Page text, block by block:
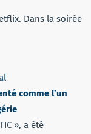
Dans la soirée
comme l’un
», a été